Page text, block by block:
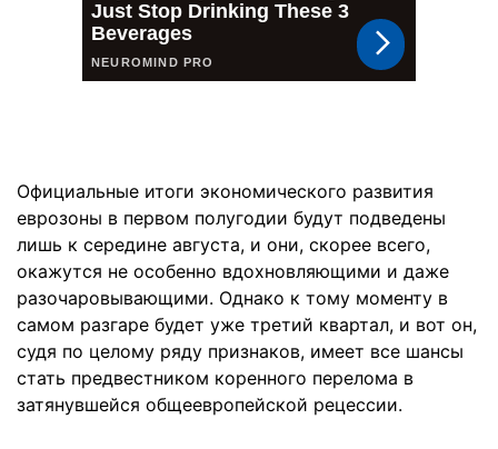
Официальные итоги экономического развития
еврозоны в первом полугодии будут подведены
лишь к середине августа, и они, скорее всего,
окажутся не особенно вдохновляющими и даже
разочаровывающими. Однако к тому моменту в
самом разгаре будет уже третий квартал, и вот он,
судя по целому ряду признаков, имеет все шансы
стать предвестником коренного перелома в
затянувшейся общеевропейской рецессии.